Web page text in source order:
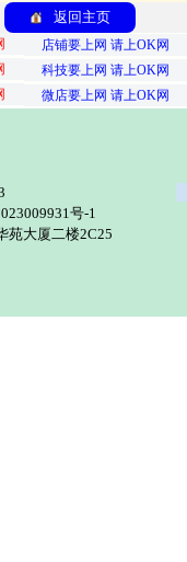
返回主页
店铺要上网 请上OK网
科技要上网 请上OK网
微店要上网 请上OK网
号-1
苑大厦二楼2C25